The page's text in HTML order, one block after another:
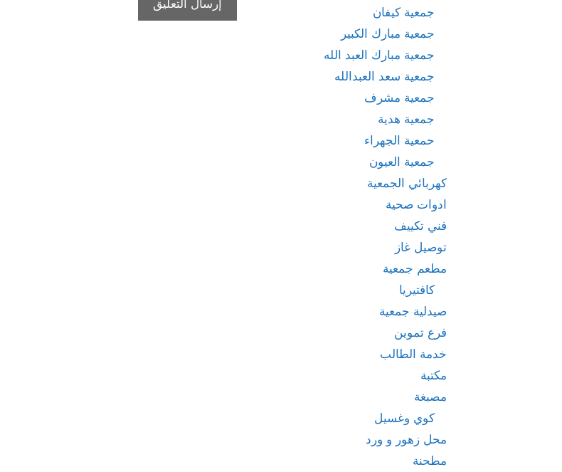
جمعية كيفان
جمعية مبارك الكبير
جمعية مبارك العبد الله
جمعية سعد العبدالله
جمعية مشرف
جمعية هدية
حمعية الجهراء
جمعية العيون
كهربائي الجمعية
ادوات صحية
فني تكييف
توصيل غاز
مطعم جمعية
كافتيريا
صيدلية جمعية
فرع تموين
خدمة الطالب
مكتبة
مصبغة
كوي وغسيل
محل زهور و ورد
مطحنة